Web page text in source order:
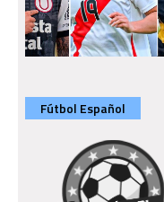
Fútbol Español